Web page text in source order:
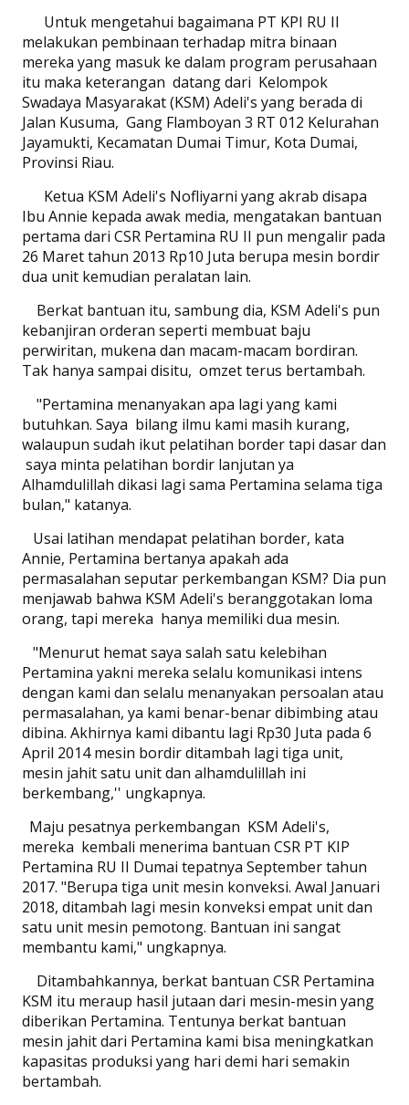
Untuk mengetahui bagaimana PT KPI RU II
melakukan pembinaan terhadap mitra binaan
mereka yang masuk ke dalam program perusahaan
itu maka keterangan datang dari Kelompok
Swadaya Masyarakat (KSM) Adeli's yang berada di
Jalan Kusuma, Gang Flamboyan 3 RT 012 Kelurahan
Jayamukti, Kecamatan Dumai Timur, Kota Dumai,
Provinsi Riau.
Ketua KSM Adeli's Nofliyarni yang akrab disapa
Ibu Annie kepada awak media, mengatakan bantuan
pertama dari CSR Pertamina RU II pun mengalir pada
26 Maret tahun 2013 Rp10 Juta berupa mesin bordir
dua unit kemudian peralatan lain.
Berkat bantuan itu, sambung dia, KSM Adeli's pun
kebanjiran orderan seperti membuat baju
perwiritan, mukena dan macam-macam bordiran.
Tak hanya sampai disitu, omzet terus bertambah.
"Pertamina menanyakan apa lagi yang kami
butuhkan. Saya bilang ilmu kami masih kurang,
walaupun sudah ikut pelatihan border tapi dasar dan
saya minta pelatihan bordir lanjutan ya
Alhamdulillah dikasi lagi sama Pertamina selama tiga
bulan," katanya.
Usai latihan mendapat pelatihan border, kata
Annie, Pertamina bertanya apakah ada
permasalahan seputar perkembangan KSM? Dia pun
menjawab bahwa KSM Adeli's beranggotakan loma
orang, tapi mereka hanya memiliki dua mesin.
"Menurut hemat saya salah satu kelebihan
Pertamina yakni mereka selalu komunikasi intens
dengan kami dan selalu menanyakan persoalan atau
permasalahan, ya kami benar-benar dibimbing atau
dibina. Akhirnya kami dibantu lagi Rp30 Juta pada 6
April 2014 mesin bordir ditambah lagi tiga unit,
mesin jahit satu unit dan alhamdulillah ini
berkembang,'' ungkapnya.
Maju pesatnya perkembangan KSM Adeli's,
mereka kembali menerima bantuan CSR PT KIP
Pertamina RU II Dumai tepatnya September tahun
2017. "Berupa tiga unit mesin konveksi. Awal Januari
2018, ditambah lagi mesin konveksi empat unit dan
satu unit mesin pemotong. Bantuan ini sangat
membantu kami," ungkapnya.
Ditambahkannya, berkat bantuan CSR Pertamina
KSM itu meraup hasil jutaan dari mesin-mesin yang
diberikan Pertamina. Tentunya berkat bantuan
mesin jahit dari Pertamina kami bisa meningkatkan
kapasitas produksi yang hari demi hari semakin
bertambah.